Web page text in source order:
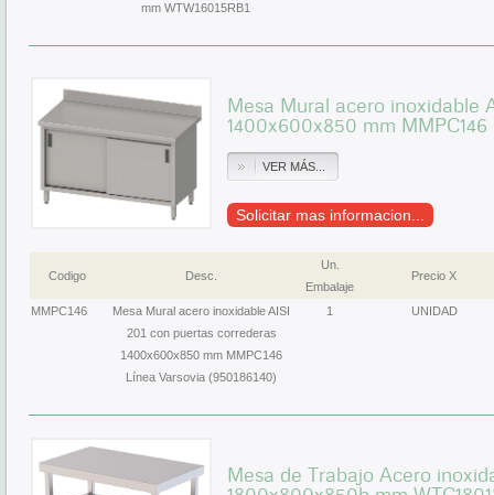
mm WTW16015RB1
Mesa Mural acero inoxidable
1400x600x850 mm
VER MÁS...
Solicitar mas informacion...
Codigo Desc.
Un.
Embalaje
Precio X
MMPC146
Mesa Mural acero inoxidable AISI
201 con puertas correderas
1400x600x850 mm MMPC146
Línea Varsovia (950186140)
1 UNIDAD
Mesa de Trabajo Acero